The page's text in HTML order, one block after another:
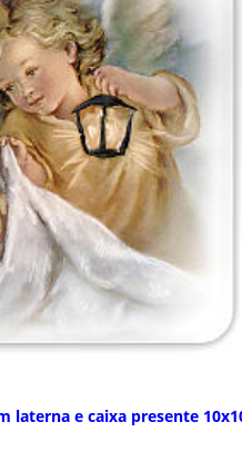
laterna e caixa presente